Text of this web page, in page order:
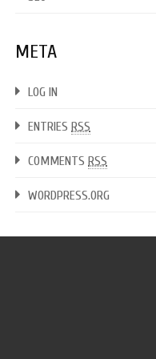
META
LOG IN
ENTRIES RSS
COMMENTS RSS
WORDPRESS.ORG